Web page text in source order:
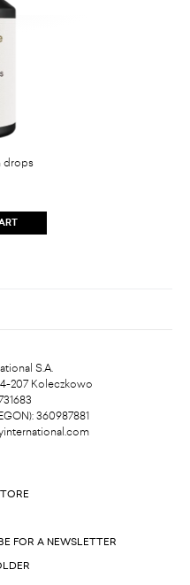
drops
S.A.
207 Koleczkowo
360987881
FOR A NEWSLETTER